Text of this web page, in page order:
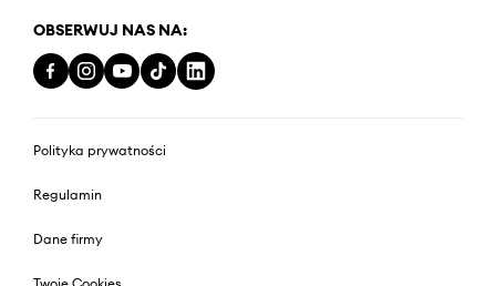
OBSERWUJ NAS NA:
Polityka prywatności
Regulamin
Dane firmy